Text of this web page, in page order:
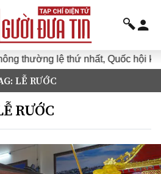
lệ thứ nhất, Quốc hội khóa
LỄ RƯỚC
RƯỚC